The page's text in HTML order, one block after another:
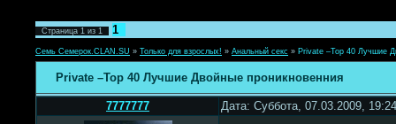
Страница 1 из 1 1
Семь Семерок.CLAN.SU » Только для взрослых! » Анальный секс » Private –Тор 40 Лучшие
Private –Тор 40 Лучшие Двойные проникновенния
7777777 Дата: Суббота, 07.03.2009,